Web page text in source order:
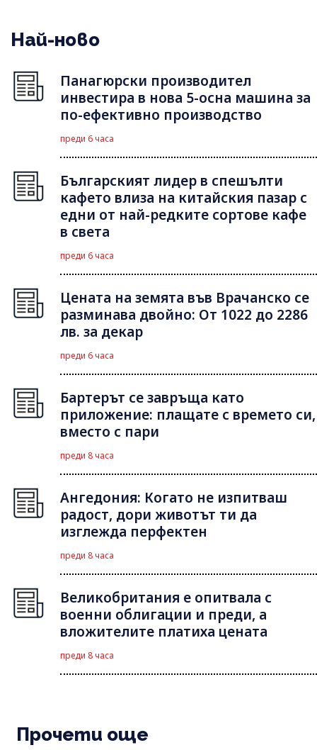
Най-ново
Панагюрски производител
инвестира в нова 5-осна машина за
по-ефективно производство
преди 6 часа
Българският лидер в спешълти
кафето влиза на китайския пазар с
едни от най-редките сортове кафе
в света
преди 6 часа
Цената на земята във Врачанско се
разминава двойно: От 1022 до 2286
лв. за декар
преди 6 часа
Бартерът се завръща като
приложение: плащате с времето си,
вместо с пари
преди 8 часа
Ангедония: Когато не изпитваш
радост, дори животът ти да
изглежда перфектен
преди 8 часа
Великобритания е опитвала с
военни облигации и преди, а
вложителите платиха цената
преди 8 часа
Прочети още